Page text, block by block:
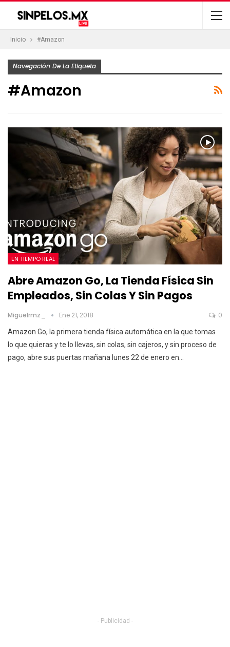
Inicio #Amazon
Navegación De La Etiqueta
#Amazon
EN TIEMPO REAL
Abre Amazon Go, La Tienda Física Sin
Empleados, Sin Colas Y Sin Pagos
Miguelrmz_ Ene 21, 2018 0
Amazon Go, la primera tienda física automática en la que tomas
lo que quieras y te lo llevas, sin colas, sin cajeros, y sin proceso de
pago, abre sus puertas mañana lunes 22 de enero en…
- Publicidad -